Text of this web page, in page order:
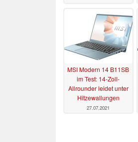
MSI Modern 14 B11SB
im Test: 14-Zoll-
Allrounder leidet unter
Hitzewallungen
27.07.2021